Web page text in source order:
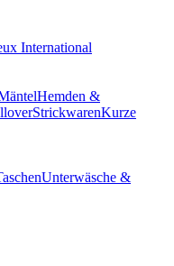
International
Hemden &
StrickwarenKurze
Unterwäsche &